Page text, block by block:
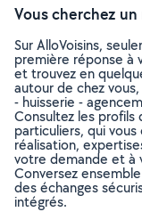
Vous cherchez
Sur AlloVoisins,
première réponse à
et trouvez en
autour de chez
- huisserie -
Consultez les profils
particuliers, qui
réalisation,
votre demande et à
Conversez
des échanges
intégrés.